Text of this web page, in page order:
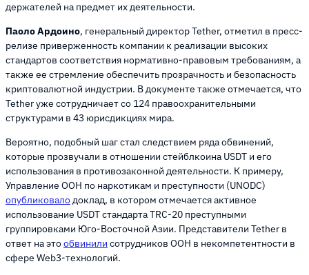
держателей на предмет их деятельности.
Паоло Ардоино, генеральный директор Tether, отметил в пресс-
релизе приверженность компании к реализации высоких
стандартов соответствия нормативно-правовым требованиям, а
также ее стремление обеспечить прозрачность и безопасность
криптовалютной индустрии. В документе также отмечается, что
Tether уже сотрудничает со 124 правоохранительными
структурами в 43 юрисдикциях мира.
Вероятно, подобный шаг стал следствием ряда обвинений,
которые прозвучали в отношении стейблкоина USDT и его
использования в противозаконной деятельности. К примеру,
Управление ООН по наркотикам и преступности (UNODC)
опубликовалодоклад, в котором отмечается активное
использование USDT стандарта TRC-20 преступными
группировками Юго-Восточной Азии. Представители Tether в
ответ на этообвинили сотрудников ООН в некомпетентности в
сфере Web3-технологий.